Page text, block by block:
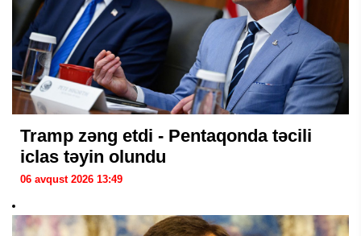
Tramp zəng etdi - Pentaqonda təcili
iclas təyin olundu
06 avqust 2026 13:49